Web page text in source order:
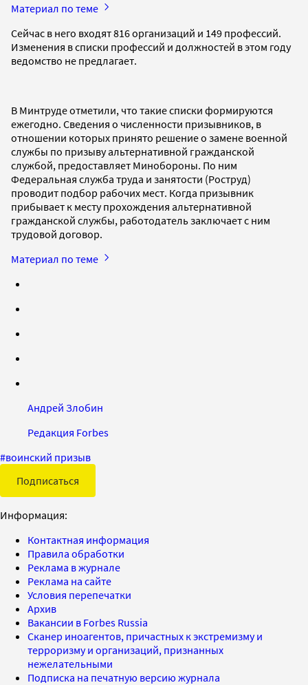
Материал по теме
Сейчас в него входят 816 организаций и 149 профессий.
Изменения в списки профессий и должностей в этом году
ведомство не предлагает.
В Минтруде отметили, что такие списки формируются
ежегодно. Сведения о численности призывников, в
отношении которых принято решение о замене военной
службы по призыву альтернативной гражданской
службой, предоставляет Минобороны. По ним
Федеральная служба труда и занятости (Роструд)
проводит подбор рабочих мест. Когда призывник
прибывает к месту прохождения альтернативной
гражданской службы, работодатель заключает с ним
трудовой договор.
Материал по теме
Андрей Злобин
Редакция Forbes
#воинский призыв
Подписаться
Информация:
Контактная информация
Правила обработки
Реклама в журнале
Реклама на сайте
Условия перепечатки
Архив
Вакансии в Forbes Russia
Сканер иноагентов, причастных к экстремизму и
терроризму и организаций, признанных
нежелательными
Подписка на печатную версию журнала